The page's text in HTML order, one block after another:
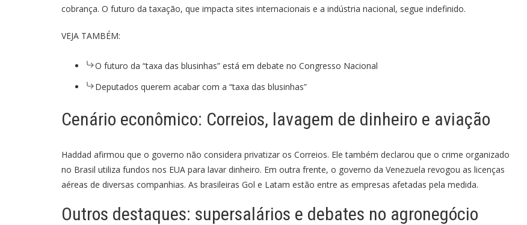
cobrança. O futuro da taxação, que impacta sites internacionais e a indústria nacional, segue indefinido.
VEJA TAMBÉM:
O futuro da “taxa das blusinhas” está em debate no Congresso Nacional
Deputados querem acabar com a “taxa das blusinhas”
Cenário econômico: Correios, lavagem de dinheiro e aviação
Haddad afirmou que o governo não considera privatizar os Correios. Ele também declarou que o crime organizado
no Brasil utiliza fundos nos EUA para lavar dinheiro. Em outra frente, o governo da Venezuela revogou as licenças
aéreas de diversas companhias. As brasileiras Gol e Latam estão entre as empresas afetadas pela medida.
Outros destaques: supersalários e debates no agronegócio